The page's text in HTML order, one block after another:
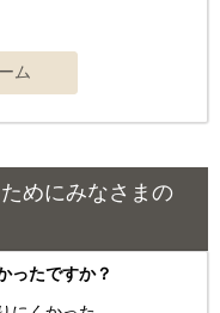
めにみなさまの
ったですか？